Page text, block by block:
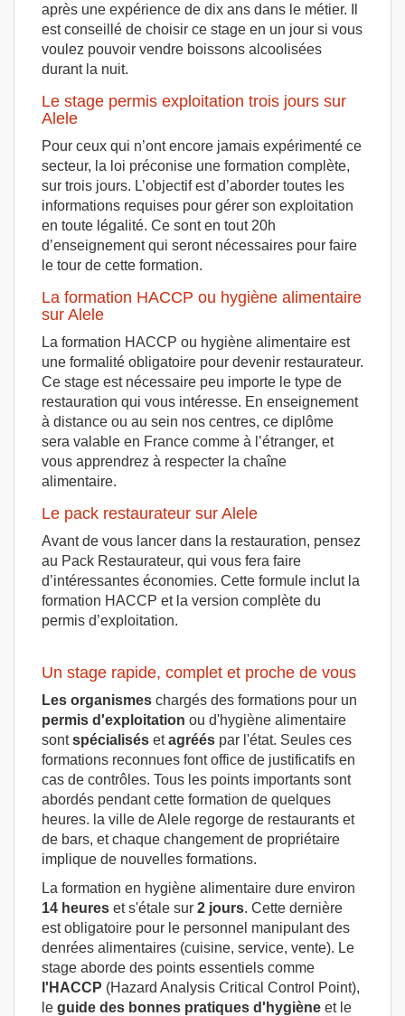
après une expérience de dix ans dans le métier. Il
est conseillé de choisir ce stage en un jour si vous
voulez pouvoir vendre boissons alcoolisées
durant la nuit.
Le stage permis exploitation trois jours sur
Alele
Pour ceux qui n’ont encore jamais expérimenté ce
secteur, la loi préconise une formation complète,
sur trois jours. L’objectif est d’aborder toutes les
informations requises pour gérer son exploitation
en toute légalité. Ce sont en tout 20h
d’enseignement qui seront nécessaires pour faire
le tour de cette formation.
La formation HACCP ou hygiène alimentaire
sur Alele
La formation HACCP ou hygiène alimentaire est
une formalité obligatoire pour devenir restaurateur.
Ce stage est nécessaire peu importe le type de
restauration qui vous intéresse. En enseignement
à distance ou au sein nos centres, ce diplôme
sera valable en France comme à l’étranger, et
vous apprendrez à respecter la chaîne
alimentaire.
Le pack restaurateur sur Alele
Avant de vous lancer dans la restauration, pensez
au Pack Restaurateur, qui vous fera faire
d’intéressantes économies. Cette formule inclut la
formation HACCP et la version complète du
permis d’exploitation.
Un stage rapide, complet et proche de vous
Les organismes chargés des formations pour un
permis d'exploitation ou d'hygiène alimentaire
sontspécialisés etagréés par l'état. Seules ces
formations reconnues font office de justificatifs en
cas de contrôles. Tous les points importants sont
abordés pendant cette formation de quelques
heures. la ville de Alele regorge de restaurants et
de bars, et chaque changement de propriétaire
implique de nouvelles formations.
La formation en hygiène alimentaire dure environ
14 heures et s'étale sur 2 jours. Cette dernière
est obligatoire pour le personnel manipulant des
denrées alimentaires (cuisine, service, vente). Le
stage aborde des points essentiels comme
l'HACCP (Hazard Analysis Critical Control Point),
le guide des bonnes pratiques d'hygiène et le